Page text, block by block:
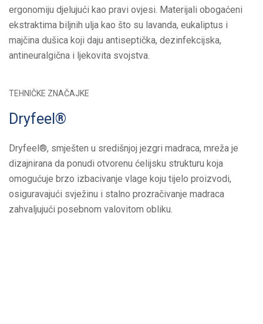
ergonomiju djelujući kao pravi ovjesi. Materijali obogaćeni
ekstraktima biljnih ulja kao što su lavanda, eukaliptus i
majčina dušica koji daju antiseptička, dezinfekcijska,
antineuralgična i ljekovita svojstva.
TEHNIČKE ZNAČAJKE
Dryfeel®
Dryfeel®, smješten u središnjoj jezgri madraca, mreža je
dizajnirana da ponudi otvorenu ćelijsku strukturu koja
omogućuje brzo izbacivanje vlage koju tijelo proizvodi,
osiguravajući svježinu i stalno prozračivanje madraca
zahvaljujući posebnom valovitom obliku.